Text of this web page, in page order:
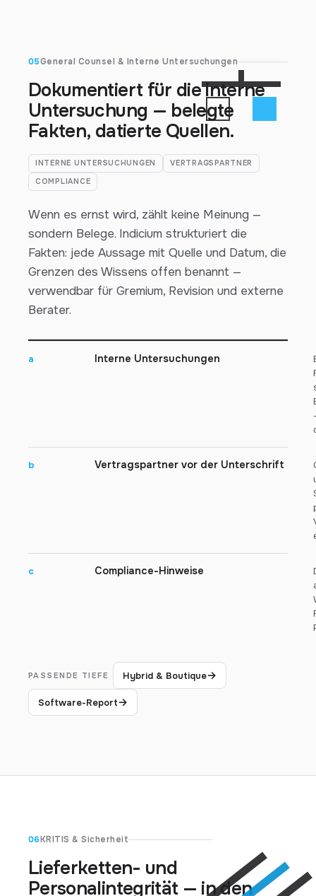
05General Counsel & Interne Untersuchungen
Dokumentiert für die interne
Untersuchung — belegte
Fakten, datierte Quellen.
INTERNE UNTERSUCHUNGEN
VERTRAGSPARTNER
COMPLIANCE
Wenn es ernst wird, zählt keine Meinung —
sondern Belege. Indicium strukturiert die
Fakten: jede Aussage mit Quelle und Datum, die
Grenzen des Wissens offen benannt —
verwendbar für Gremium, Revision und externe
Berater.
a Interne Untersuchungen
b Vertragspartner vor der Unterschrift
c Compliance-Hinweise
PASSENDE TIEFE Hybrid & Boutique→
Software-Report→
06KRITIS & Sicherheit
Lieferketten- und
Personalintegrität — in den